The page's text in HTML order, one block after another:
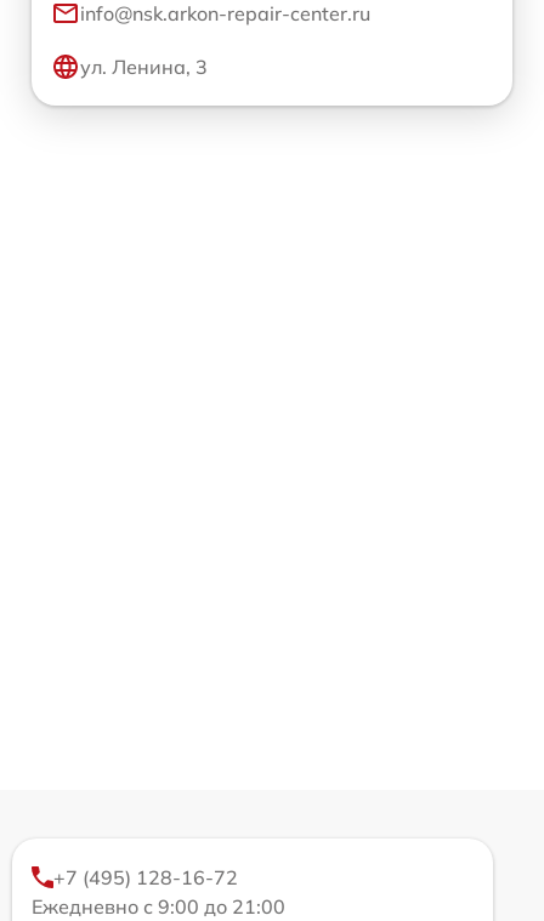
info@nsk.arkon-repair-center.ru
ул. Ленина, 3
+7 (495) 128-16-72
Ежедневно с 9:00 до 21:00